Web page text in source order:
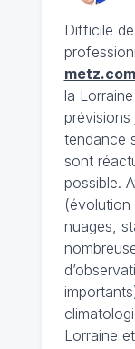
Difficile
metz.com
la
prévisions
tendance
sont
possible.
(évolution
nuages,
Lorraine